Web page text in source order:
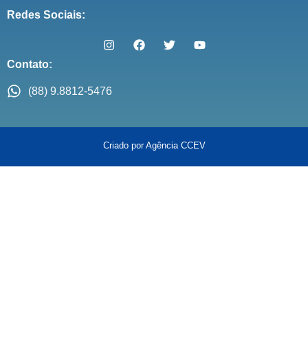
Redes Sociais:
Contato:
(88) 9.8812-5476
Criado por Agência CCEV